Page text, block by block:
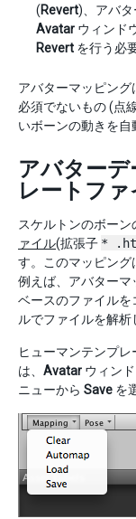
(Revert)、アバ
Avatar ウィンド
Revert を行う必
アバターマッピン
必須でないもの (点
いボーンの動きを自
アバター
レートファ
スケルトンのボーン
ァイル(拡張子 * .ht
す。このマッピング
例えば、アバターマ
ベースのファイル
ルでファイルを解析
ヒューマンテンプ
は、 Avatar ウィン
ニューから Save を